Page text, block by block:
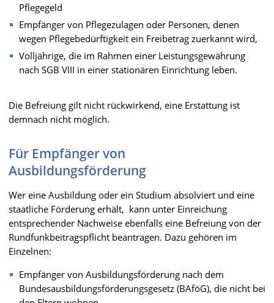
Pflegegeld
Empfänger von Pflegezulagen oder Personen, denen
wegen Pflegebedürftigkeit ein Freibetrag zuerkannt wird,
Volljährige, die im Rahmen einer Leistungsgewährung
nach SGB VIII in einer stationären Einrichtung leben.
Die Befreiung gilt nicht rückwirkend, eine Erstattung ist
demnach nicht möglich.
Für Empfänger von
Ausbildungsförderung
Wer eine Ausbildung oder ein Studium absolviert und eine
staatliche Förderung erhält, kann unter Einreichung
entsprechender Nachweise ebenfalls eine Befreiung von der
Rundfunkbeitragspflicht beantragen. Dazu gehören im
Einzelnen:
Empfänger von Ausbildungsförderung nach dem
Bundesausbildungsförderungsgesetz (BAföG), die nicht bei